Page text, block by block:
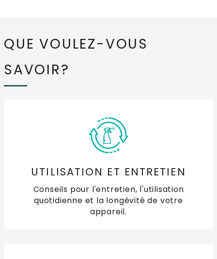
Où se trouve l'interrupteur de congélation rapide
Comment nettoyer le plastique ?
de mon combiné réfrigérateur-congélateur ?
Comment changer le sens d'ouverture de la porte
ETNA ?
Pourquoi ma porte de réfrigérateur/congélateur se
QUE VOULEZ-VOUS
SAVOIR?
UTILISATION ET ENTRETIEN
Conseils pour l'entretien, l'utilisation
quotidienne et la longévité de votre
appareil.